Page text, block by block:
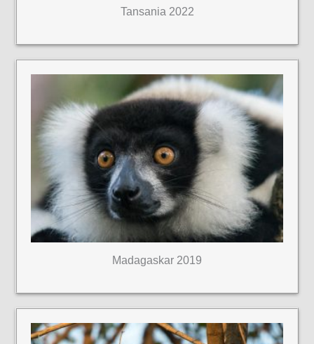
Tansania 2022
Madagaskar 2019